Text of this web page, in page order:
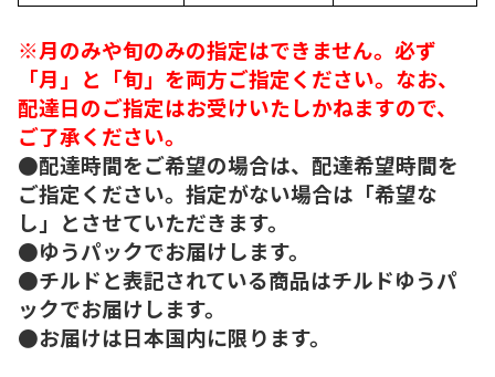
※月のみや旬のみの指定はできません。必ず
「月」と「旬」を両方ご指定ください。なお、
配達日のご指定はお受けいたしかねますので、
ご了承ください。
●配達時間をご希望の場合は、配達希望時間を
ご指定ください。指定がない場合は「希望な
し」とさせていただきます。
●ゆうパックでお届けします。
●チルドと表記されている商品はチルドゆうパ
ックでお届けします。
●お届けは日本国内に限ります。